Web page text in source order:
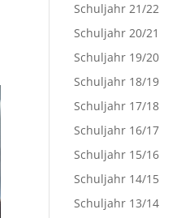
Schuljahr 21/22
Schuljahr 20/21
Schuljahr 19/20
Schuljahr 18/19
Schuljahr 17/18
Schuljahr 16/17
Schuljahr 15/16
Schuljahr 14/15
Schuljahr 13/14